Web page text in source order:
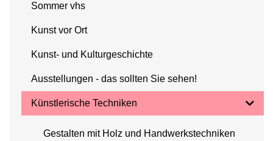
Sommer vhs
Kunst vor Ort
Kunst- und Kulturgeschichte
Ausstellungen - das sollten Sie sehen!
Künstlerische Techniken
Gestalten mit Holz und Handwerkstechniken